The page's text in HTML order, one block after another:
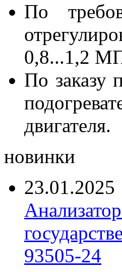
По
0,8...1,2
По заказу
двигателя.
новинки
23.01.2025
93505-24